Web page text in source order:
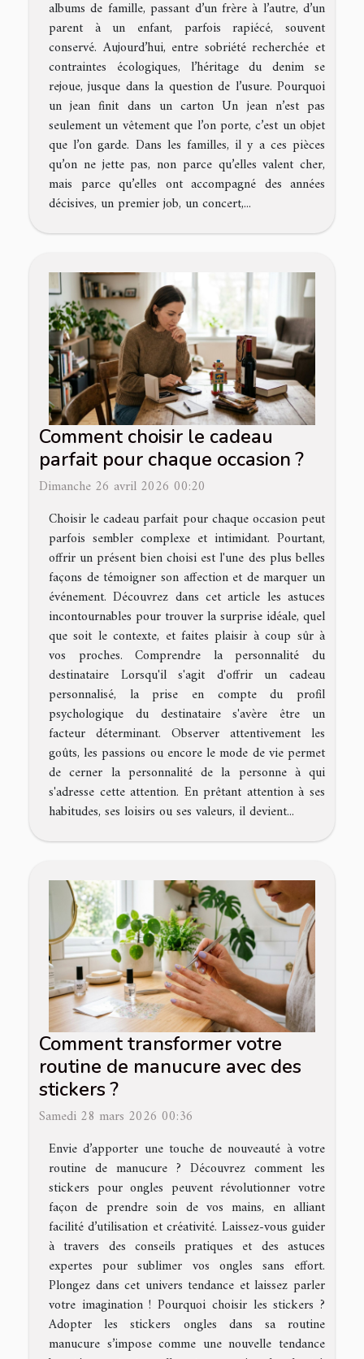
albums de famille, passant d’un frère à l’autre, d’un
parent à un enfant, parfois rapiécé, souvent
conservé. Aujourd’hui, entre sobriété recherchée et
contraintes écologiques, l’héritage du denim se
rejoue, jusque dans la question de l’usure. Pourquoi
un jean finit dans un carton Un jean n’est pas
seulement un vêtement que l’on porte, c’est un objet
que l’on garde. Dans les familles, il y a ces pièces
qu’on ne jette pas, non parce qu’elles valent cher,
mais parce qu’elles ont accompagné des années
décisives, un premier job, un concert,...
Comment choisir le cadeau
parfait pour chaque occasion ?
Dimanche 26 avril 2026 00:20
Choisir le cadeau parfait pour chaque occasion peut
parfois sembler complexe et intimidant. Pourtant,
offrir un présent bien choisi est l'une des plus belles
façons de témoigner son affection et de marquer un
événement. Découvrez dans cet article les astuces
incontournables pour trouver la surprise idéale, quel
que soit le contexte, et faites plaisir à coup sûr à
vos proches. Comprendre la personnalité du
destinataire Lorsqu'il s'agit d'offrir un cadeau
personnalisé, la prise en compte du profil
psychologique du destinataire s'avère être un
facteur déterminant. Observer attentivement les
goûts, les passions ou encore le mode de vie permet
de cerner la personnalité de la personne à qui
s'adresse cette attention. En prêtant attention à ses
habitudes, ses loisirs ou ses valeurs, il devient...
Comment transformer votre
routine de manucure avec des
stickers ?
Samedi 28 mars 2026 00:36
Envie d’apporter une touche de nouveauté à votre
routine de manucure ? Découvrez comment les
stickers pour ongles peuvent révolutionner votre
façon de prendre soin de vos mains, en alliant
facilité d’utilisation et créativité. Laissez-vous guider
à travers des conseils pratiques et des astuces
expertes pour sublimer vos ongles sans effort.
Plongez dans cet univers tendance et laissez parler
votre imagination ! Pourquoi choisir les stickers ?
Adopter les stickers ongles dans sa routine
manucure s’impose comme une nouvelle tendance